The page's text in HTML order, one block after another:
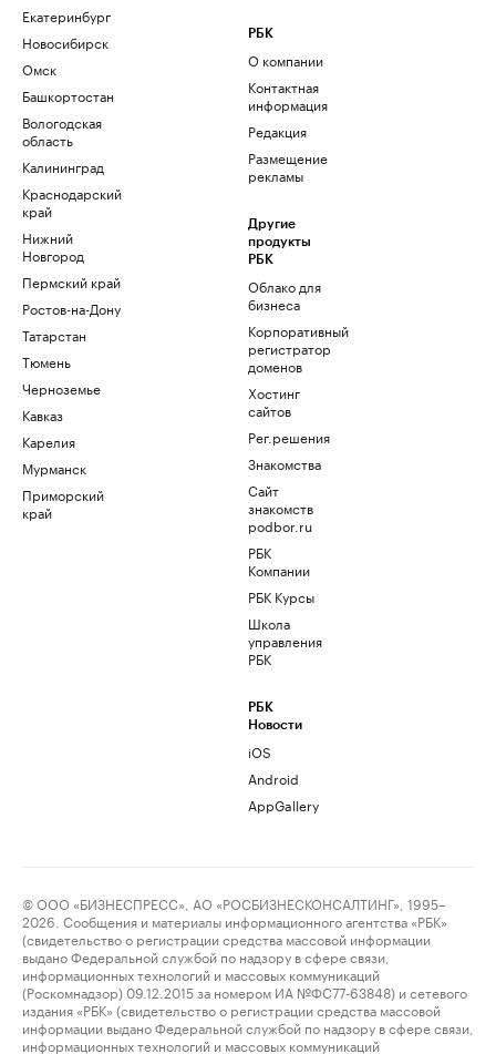
Екатеринбург
Новосибирск
Омск
Башкортостан
Вологодская
область
Калининград
Краснодарский
край
Нижний
Новгород
Пермский край
Ростов-на-Дону
Татарстан
Тюмень
Черноземье
Кавказ
Карелия
Мурманск
Приморский
край
РБК
О компании
Контактная
информация
Редакция
Размещение
рекламы
Другие
продукты
РБК
Облако для
бизнеса
Корпоративный
регистратор
доменов
Хостинг
сайтов
Рег.решения
Знакомства
Сайт
знакомств
podbor.ru
РБК
Компании
РБК Курсы
Школа
управления
РБК
РБК
Новости
iOS
Android
AppGallery
© ООО «БИЗНЕСПРЕСС», АО «РОСБИЗНЕСКОНСАЛТИНГ», 1995–
2026. Сообщения и материалы информационного агентства «РБК»
(свидетельство о регистрации средства массовой информации
выдано Федеральной службой по надзору в сфере связи,
информационных технологий и массовых коммуникаций
(Роскомнадзор) 09.12.2015 за номером ИА №ФС77-63848) и сетевого
издания «РБК» (свидетельство о регистрации средства массовой
информации выдано Федеральной службой по надзору в сфере связи,
информационных технологий и массовых коммуникаций